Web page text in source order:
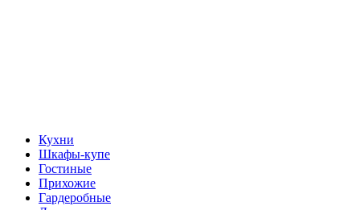
Кухни
Шкафы-купе
Гостиные
Прихожие
Гардеробные